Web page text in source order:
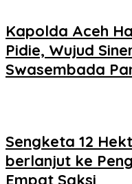
‎‎Kapolda Aceh
Pidie, Wujud
Swasembada
Sengketa 12
berlanjut ke
Empat Saksi